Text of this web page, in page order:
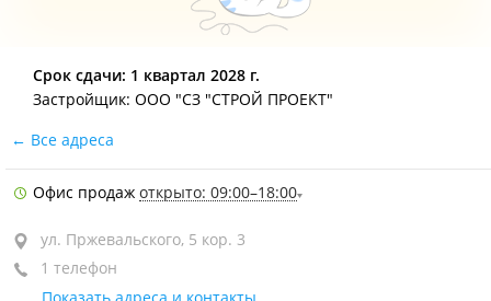
Срок сдачи: 1 квартал 2028 г.
Застройщик: ООО "СЗ "СТРОЙ ПРОЕКТ"
Все адреса
Офис продаж открыто: 09:00–18:00
ул. Пржевальского, 5 кор. 3
1 телефон